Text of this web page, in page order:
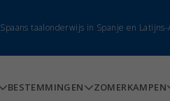
Spaans taalonderwijs in Spanje en
BESTEMMINGEN ZOMERKAMPEN